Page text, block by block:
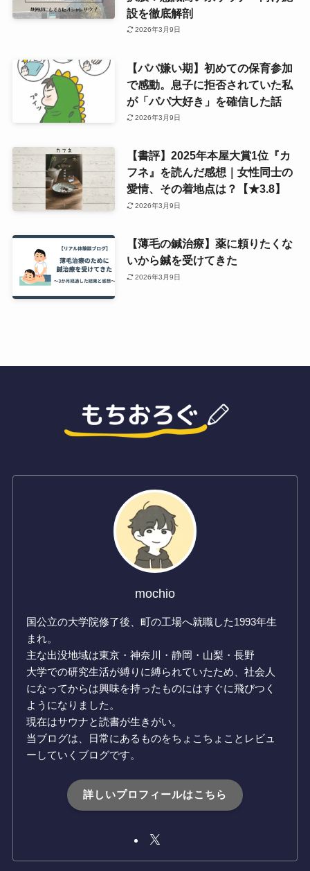
設を徹底解剖
2026年3月9日
【パパ嫌い期】初めての保育参加
で感動。息子に拒否されていた私
が「パパ大好き」を確信した話
2026年3月9日
【書評】2025年本屋大賞1位『カ
フネ』を読んだ感想｜女性同士の
愛情、その着地点は？【★3.8】
2026年3月9日
【薄毛の鍼治療】薬に頼りたくな
いから鍼を受けてきた
2026年3月9日
mochio
国公立の大学院修了後、町の工場へ就職した1993年生
まれ。
主な出没地域は東京・神奈川・静岡・山梨・長野
大学での研究生活が縛りに縛られていたため、社会人
になってからは興味を持ったものにはすぐに飛びつく
ようになりました。
現在はサウナと読書が生きがい。
当ブログは、日常にあるものをちょこちょことレビュ
ーしていくブログです。
詳しいプロフィールはこちら